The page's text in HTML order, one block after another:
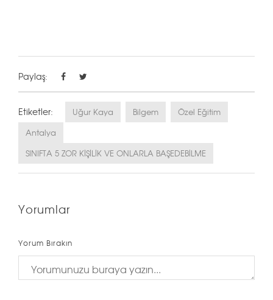
Paylaş:
Etiketler: Uğur Kaya Bilgem
Özel Eğitim
Antalya
SINIFTA 5 ZOR KİŞİLİK VE ONLARLA BAŞEDEBİLME
Yorumlar
Yorum Bırakın